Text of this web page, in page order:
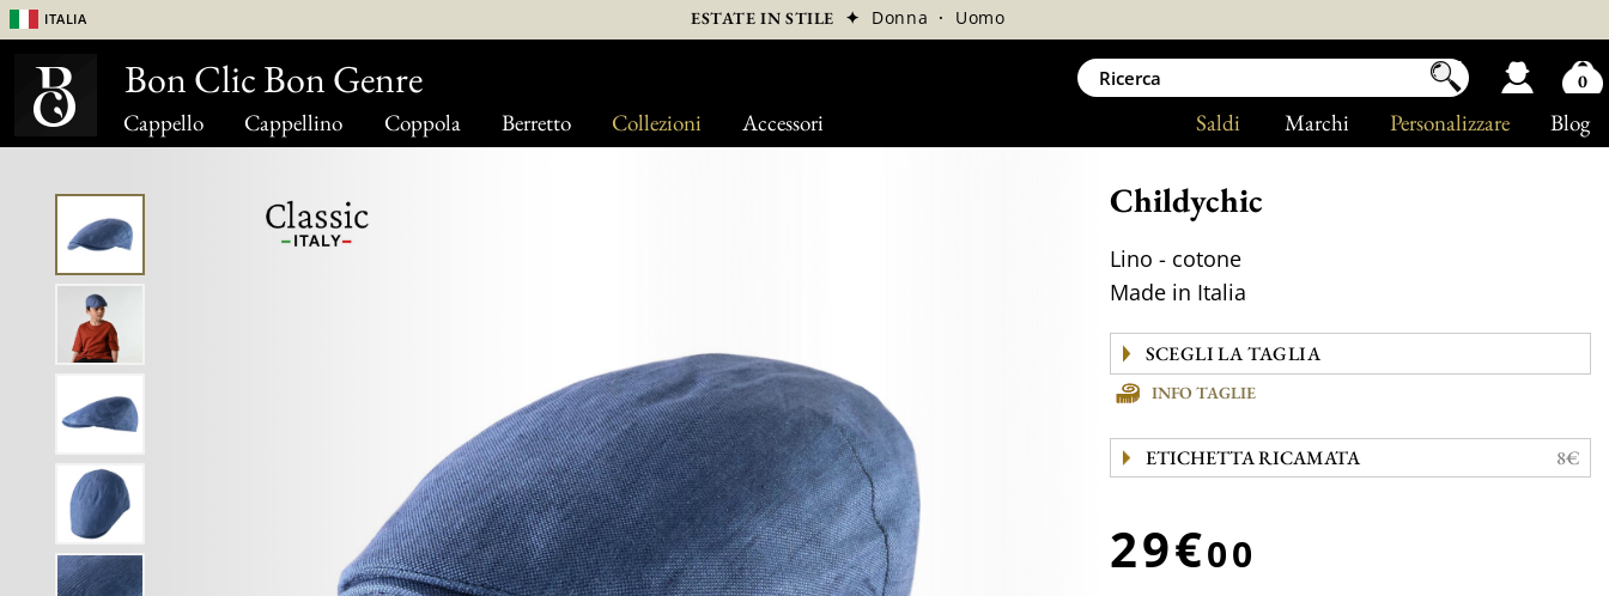
Cappello Cappellino Coppola Berretto Collezioni Accessori Blog
Personalizzare
Marchi
Saldi
Italia ESTATE IN STILE ✦ Donna · Uomo
Childychic
Lino - cotone
Made in Italia
INFO TAGLIE
ETICHETTA RICAMATA 8€
29€00
Bon Clic Bon Genre 0